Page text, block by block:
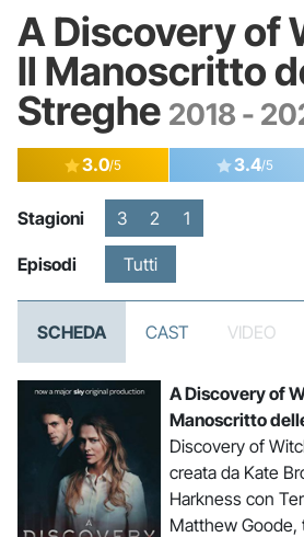
A Discovery of
Il Manoscritto
Streghe 2018 -
3.0/5 3.4/5
Stagioni 3 2 1
Episodi Tutti
SCHEDA CAST VIDEO
A Discovery of
Manoscritto
Discovery of
creata da Kate
Harkness con
Matthew Goode,